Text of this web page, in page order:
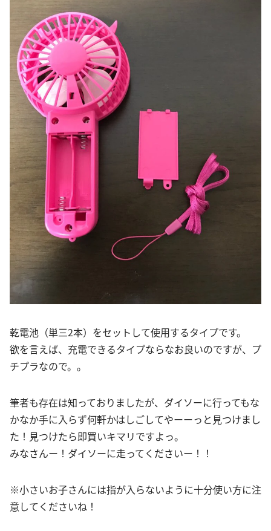
乾電池（単三2本）をセットして使用するタイプです。
欲を言えば、充電できるタイプならなお良いのですが、プ
チプラなので。。
筆者も存在は知っておりましたが、ダイソーに行ってもな
かなか手に入らず何軒かはしごしてやーーっと見つけまし
た！見つけたら即買いキマリですよっ。
みなさんー！ダイソーに走ってくださいー！！
※小さいお子さんには指が入らないように十分使い方に注
意してくださいね！